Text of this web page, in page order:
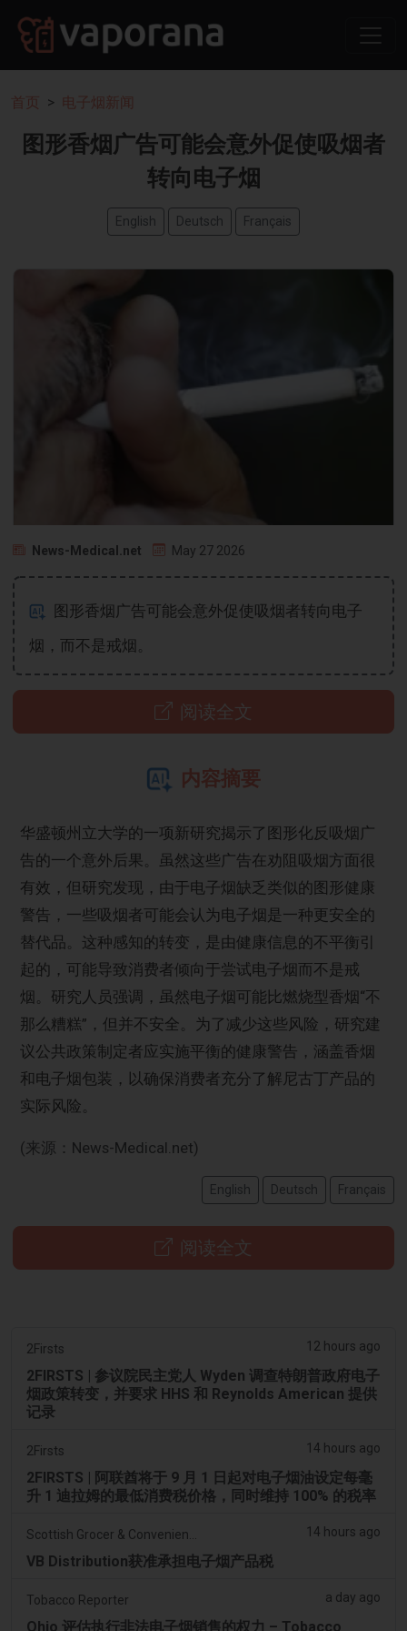
首页 电子烟新闻
图形香烟广告可能会意外促使吸烟者
转向电子烟
English Deutsch Français
News-Medical.net May 27 2026
图形香烟广告可能会意外促使吸烟者转向电子
烟，而不是戒烟。
阅读全文
内容摘要
华盛顿州立大学的一项新研究揭示了图形化反吸烟广
告的一个意外后果。虽然这些广告在劝阻吸烟方面很
有效，但研究发现，由于电子烟缺乏类似的图形健康
警告，一些吸烟者可能会认为电子烟是一种更安全的
替代品。这种感知的转变，是由健康信息的不平衡引
起的，可能导致消费者倾向于尝试电子烟而不是戒
烟。研究人员强调，虽然电子烟可能比燃烧型香烟“不
那么糟糕”，但并不安全。为了减少这些风险，研究建
议公共政策制定者应实施平衡的健康警告，涵盖香烟
和电子烟包装，以确保消费者充分了解尼古丁产品的
实际风险。
(来源：News-Medical.net)
English Deutsch Français
阅读全文
2Firsts 12 hours ago
2FIRSTS | 参议院民主党人 Wyden 调查特朗普政府电子
烟政策转变，并要求 HHS 和 Reynolds American 提供
记录
2Firsts 14 hours ago
2FIRSTS | 阿联酋将于 9 月 1 日起对电子烟油设定每毫
升 1 迪拉姆的最低消费税价格，同时维持 100% 的税率
14 hours ago
VB Distribution获准承担电子烟产品税
Tobacco Reporter a day ago
Ohio 评估执行非法电子烟销售的权力 – Tobacco